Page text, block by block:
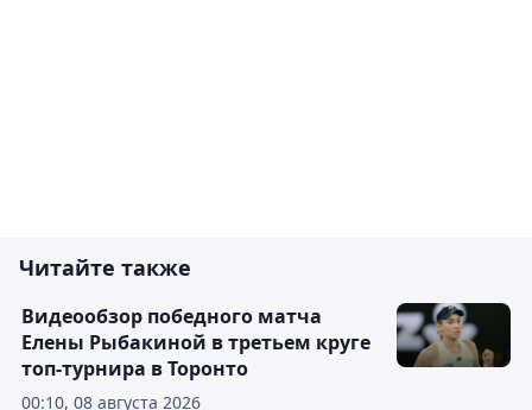
Читайте также
00:10, 08 августа 2026
Видеообзор победного матча
Елены Рыбакиной в третьем круге
топ-турнира в Торонто